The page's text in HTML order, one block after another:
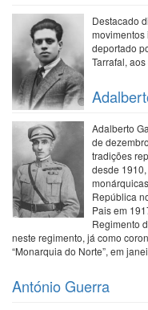
Destacado
movimentos
deportado
Tarrafal,
Adalberto
de
tradições
desde
República
Pais em
Regimento
neste regimento, já como
“Monarquia do Norte”, em
António Guerra